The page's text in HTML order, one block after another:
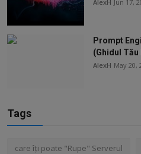
AlexH Jun 17,
Prompt
(Ghidul Tău
AlexH May 20,
Tags
care îți poate "Rupe" Serverul